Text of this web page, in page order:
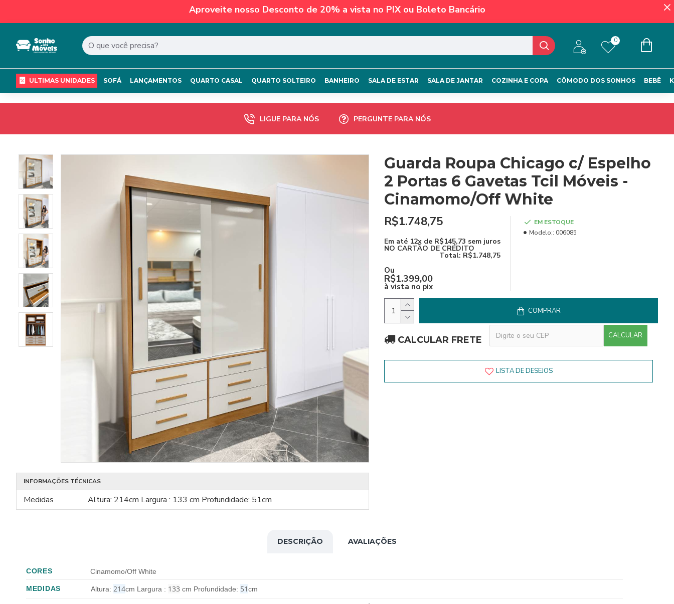
Aproveite nosso Desconto de 20% a vista no PIX ou Boleto Bancário
0
ULTIMAS UNIDADES SOFÁ LANÇAMENTOS QUARTO CASAL QUARTO SOLTEIRO BANHEIRO SALA DE ESTAR SALA DE JANTAR COZINHA E COPA CÔMODO DOS SONHOS BEBÊ
LIGUE PARA NÓS PERGUNTE PARA NÓS
INFORMAÇÕES TÉCNICAS
Medidas Altura: 214cm Largura : 133 cm Profundidade: 51cm
Guarda Roupa Chicago c/ Espelho
2 Portas 6 Gavetas Tcil Móveis -
Cinamomo/Off White
R$1.748,75
Em até 12x de R$145,73 sem juros
NO CARTÃO DE CRÉDITO
Total: R$1.748,75
Ou
R$1.399,00
à vista no pix
EM ESTOQUE
Modelo;: 006085
COMPRAR
CALCULAR FRETE CALCULAR
LISTA DE DESEJOS
DESCRIÇÃO AVALIAÇÕES
CORES Cinamomo/Off White
MEDIDAS Altura: 214cm Largura : 133 cm Profundidade: 51cm